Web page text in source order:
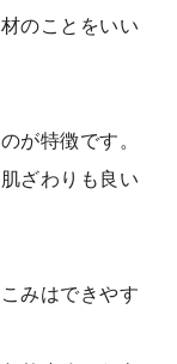
のことをいい
が特徴です。
ざわりも良い
みはできやす